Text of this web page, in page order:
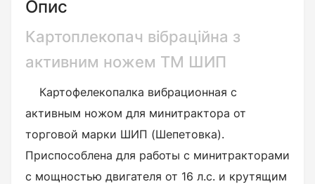
Опис
Картоплекопач вібраційна з
активним ножем ТМ ШИП
Картофелекопалка вибрационная с
активным ножом для минитрактора от
торговой марки ШИП (Шепетовка).
Приспособлена для работы с минитракторами
с мощностью двигателя от 16 л.с. и крутящим